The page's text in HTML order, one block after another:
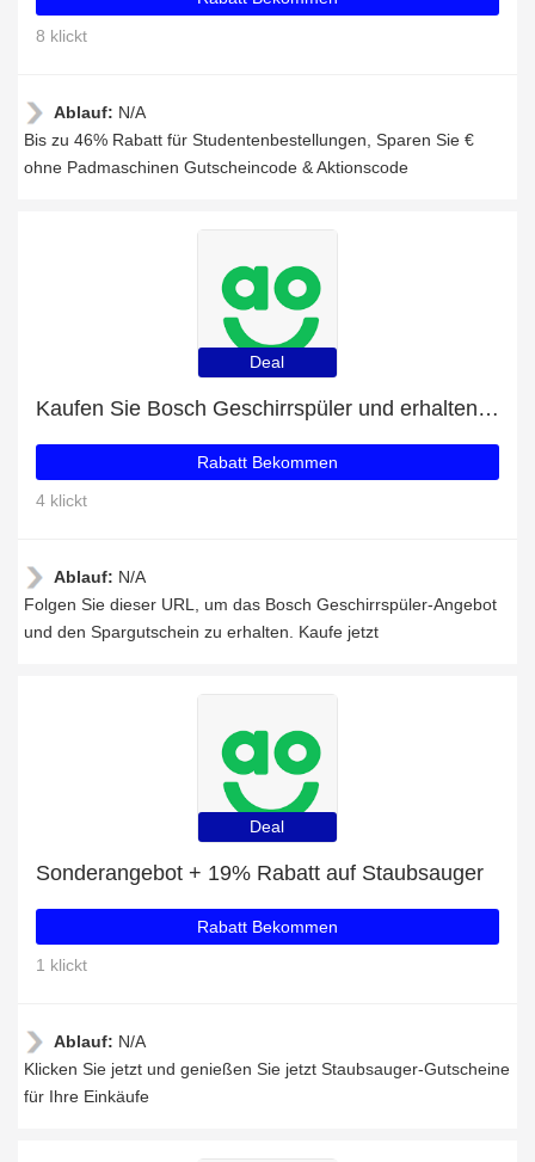
8 klickt
Ablauf: N/A
Bis zu 46% Rabatt für Studentenbestellungen, Sparen Sie €
ohne Padmaschinen Gutscheincode & Aktionscode
Deal
Kaufen Sie Bosch Geschirrspüler und erhalten Sie 17% Rabatt
Rabatt Bekommen
4 klickt
Ablauf: N/A
Folgen Sie dieser URL, um das Bosch Geschirrspüler-Angebot
und den Spargutschein zu erhalten. Kaufe jetzt
Deal
Sonderangebot + 19% Rabatt auf Staubsauger
Rabatt Bekommen
1 klickt
Ablauf: N/A
Klicken Sie jetzt und genießen Sie jetzt Staubsauger-Gutscheine
für Ihre Einkäufe